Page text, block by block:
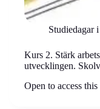
Studiedagar
Kurs 2. Stärk
utvecklingen.
Open to access